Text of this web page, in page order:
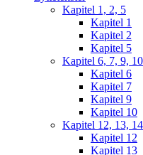
Kapitel 1, 2, 5
Kapitel 1
Kapitel 2
Kapitel 5
Kapitel 6, 7, 9, 10
Kapitel 6
Kapitel 7
Kapitel 9
Kapitel 10
Kapitel 12, 13, 14
Kapitel 12
Kapitel 13